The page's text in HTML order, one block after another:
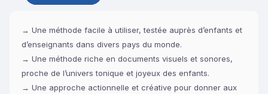
→ Une méthode facile à utiliser, testée auprès d’enfants et
d’enseignants dans divers pays du monde.
→ Une méthode riche en documents visuels et sonores,
proche de l’univers tonique et joyeux des enfants.
→ Une approche actionnelle et créative pour donner aux